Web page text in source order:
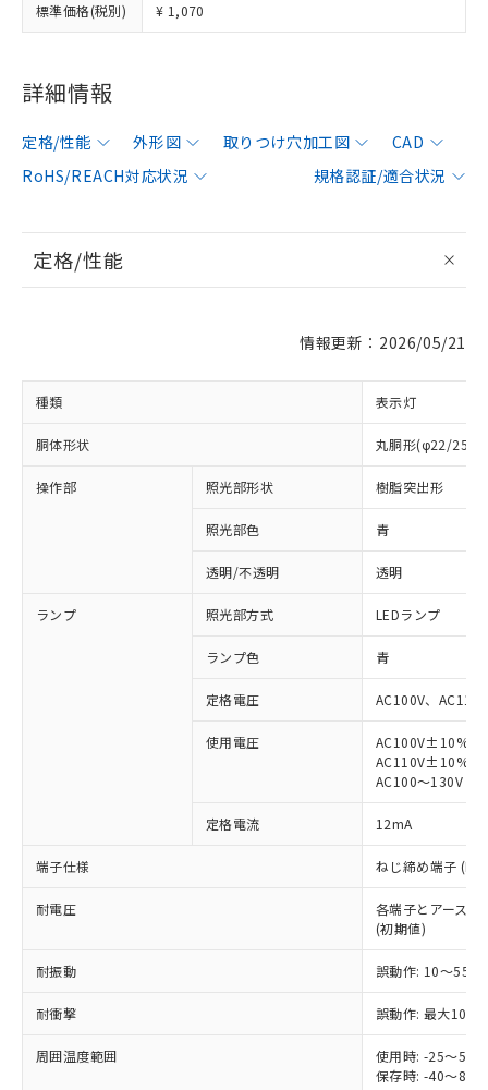
標準価格(税別) ¥ 1,070
詳細情報
定格/性能 外形図 取りつけ穴加工図
CAD
RoHS/REACH対応状況
規格認証/適合状況
定格/性能
情報更新：2026/05/21
種類 表示灯
胴体形状 丸胴形(φ22/
操作部 照光部形状 樹脂突出形
照光部色 青
透明/不透明 透明
ランプ 照光部方式 LEDランプ
ランプ色 青
定格電圧 AC100V、
使用電圧
AC100V±10%
AC110V±10%
AC100～130V
定格電流 12mA
端子仕様 ねじ締め端子
耐電圧
各端子とアース
(初期値)
耐振動 誤動作: 10～
耐衝撃 誤動作: 最大
周囲温度範囲
使用時: -25～55℃
保存時: -40～80℃
ご利用条件
以下の条件をお読みいただき、同意のうえ
本サービスは、当社制御機器事業取扱
商品の当社在庫状況および標準価格
(税抜)を提供させていただくもので
対応済み：EU RoHS指令（10物質）の
非含有に対応した製品が提供可能な商品で
対応予定：EU RoHS指令（10物質）の非含
有に対応した製品に切り替える予定のある
対応予定なし：EU RoHS指令（10物質）の
非含有に非対応の商品で、対応品を出す予
調査・確認中：EU RoHS指令（10物質）の
非含有の対応状況を調査中または確認中の
非該当品：ライセンス料など無形物で、有
「○」：最大均質材料含有率が中国RoHSの